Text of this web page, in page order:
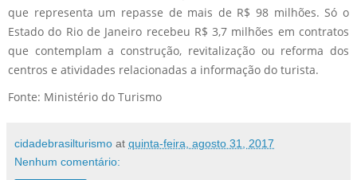
que representa um repasse de mais de R$ 98 milhões. Só o
Estado do Rio de Janeiro recebeu R$ 3,7 milhões em contratos
que contemplam a construção, revitalização ou reforma dos
centros e atividades relacionadas a informação do turista.
Fonte: Ministério do Turismo
cidadebrasilturismo at quinta-feira, agosto 31, 2017
Nenhum comentário: